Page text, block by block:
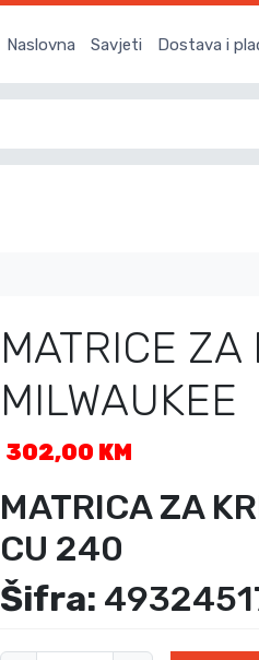
Naslovna Savjeti Dostava i
MATRICE
MILWAUKEE
302,00 KM
MATRICA ZA
CU 240
Šifra: